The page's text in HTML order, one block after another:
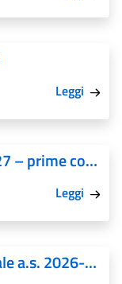
Leggi
Avvio anno scolastico 2026-2027 – prime comunicazioni e disposizioni
Leggi
Calendario scolastico previsionale a.s. 2026-2027